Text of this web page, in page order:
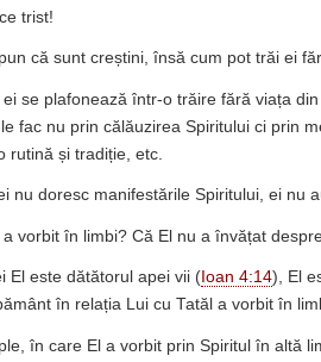
trist!
că sunt creștini, însă cum pot trăi ei
ei se plafonează într-o trăire fără viața
fac nu prin călăuzirea Spiritului ci prin
rutină și tradiție, etc.
nu doresc manifestările Spiritului, ei nu
vorbit în limbi? Că El nu a învățat
El este dătătorul apei vii ( Ioan 4:14), El
în relația Lui cu Tatăl a vorbit în
în care El a vorbit prin Spiritul în altă